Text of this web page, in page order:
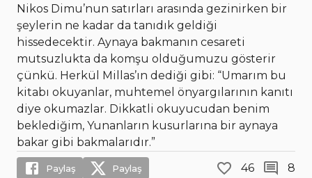
Nikos Dimu’nun satırları arasında gezinirken bir
şeylerin ne kadar da tanıdık geldiği
hissedecektir. Aynaya bakmanın cesareti
mutsuzlukta da komşu olduğumuzu gösterir
çünkü. Herkül Millas’ın dediği gibi: “Umarım bu
kitabı okuyanlar, muhtemel önyargılarının kanıtı
diye okumazlar. Dikkatli okuyucudan benim
beklediğim, Yunanların kusurlarına bir aynaya
bakar gibi bakmalarıdır.”
Paylaş Paylaş 46 8